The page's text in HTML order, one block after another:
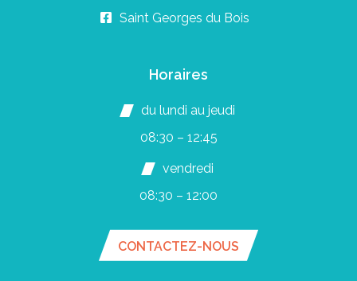
Saint Georges du Bois
Horaires
du lundi au jeudi
08:30 – 12:45
vendredi
08:30 – 12:00
CONTACTEZ-NOUS